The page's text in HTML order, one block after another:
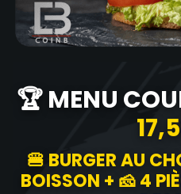
🏆 MENU
🍔 BURGER AU
BOISSON + 🧀 4